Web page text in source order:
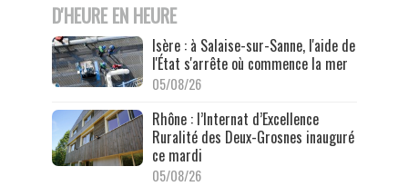
D'HEURE EN HEURE
Isère : à Salaise-sur-Sanne, l'aide de
l'État s'arrête où commence la mer
05/08/26
Rhône : l’Internat d’Excellence
Ruralité des Deux-Grosnes inauguré
ce mardi
05/08/26